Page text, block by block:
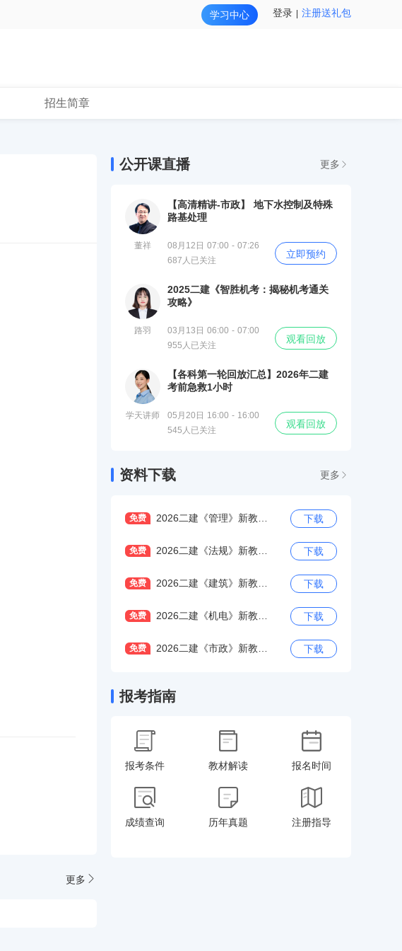
学习中心 登录 注册送礼包
招生简章
更多
公开课直播 更多
董祥
【高清精讲-市政】 地下水控制及特殊
路基处理
08月12日 07:00 - 07:26
687人已关注
立即预约
路羽
2025二建《智胜机考：揭秘机考通关
攻略》
03月13日 06:00 - 07:00
955人已关注
观看回放
学天讲师
【各科第一轮回放汇总】2026年二建
考前急救1小时
05月20日 16:00 - 16:00
545人已关注
观看回放
资料下载 更多
免费 下载
免费 下载
免费 下载
免费 下载
免费 下载
报考指南
报考条件 教材解读 报名时间
成绩查询 历年真题 注册指导